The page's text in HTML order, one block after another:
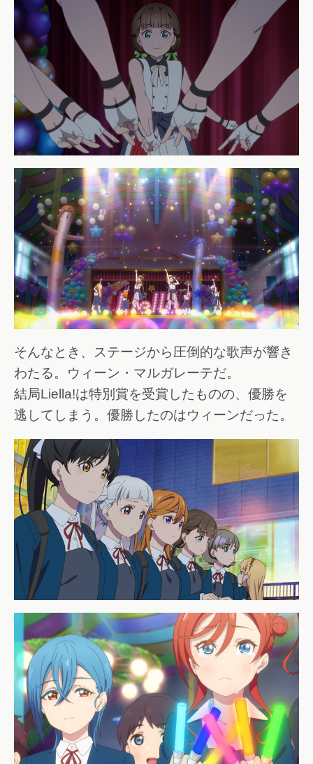
そんなとき、ステージから圧倒的な歌声が響き
わたる。ウィーン・マルガレーテだ。
結局Liella!は特別賞を受賞したものの、優勝を
逃してしまう。優勝したのはウィーンだった。